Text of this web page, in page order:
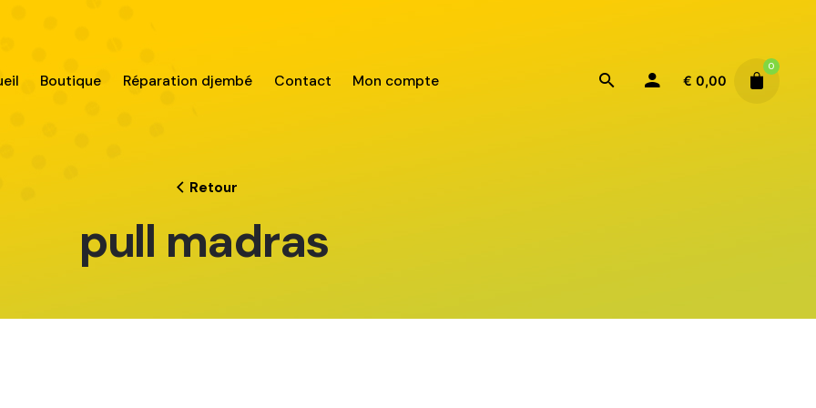
Boutique Réparation djembé Contact Mon compte € 0,00
0
Retour
pull madras